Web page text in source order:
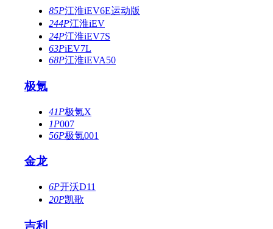
85P江淮iEV6E运动版
244P江淮iEV
24P江淮iEV7S
63PiEV7L
68P江淮iEVA50
极氪
41P极氪X
1P007
56P极氪001
金龙
6P开沃D11
20P凯歌
吉利